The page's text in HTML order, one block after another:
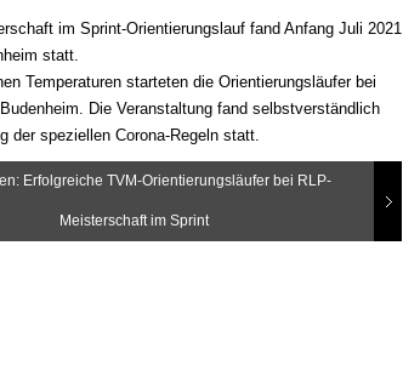
im Sprint-Orientierungslauf fand Anfang Juli 2021
statt.
Temperaturen starteten die Orientierungsläufer bei
Die Veranstaltung fand selbstverständlich
der speziellen Corona-Regeln statt.
Erfolgreiche TVM-Orientierungsläufer bei RLP-
Meisterschaft im Sprint